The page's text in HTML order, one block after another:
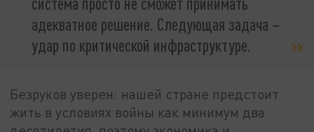
адекватное решение. Следующая задача –
удар по критической инфраструктуре.
Безруков уверен: нашей стране предстоит
жить в условиях войны как минимум два